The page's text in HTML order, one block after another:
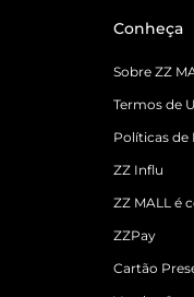
Conheça
Sobre ZZ
Termos de
Políticas de
ZZ Influ
ZZ MALL é
ZZPay
Cartão